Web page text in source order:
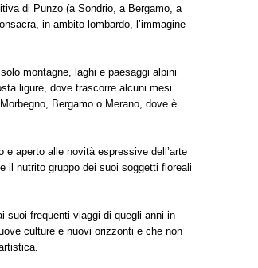
di Punzo (a Sondrio, a Bergamo, a
in ambito lombardo, l’immagine
montagne, laghi e paesaggi alpini
ligure, dove trascorre alcuni mesi
Bergamo o Merano, dove è
aperto alle novità espressive dell’arte
il nutrito gruppo dei suoi soggetti floreali
suoi frequenti viaggi di quegli anni in
culture e nuovi orizzonti e che non